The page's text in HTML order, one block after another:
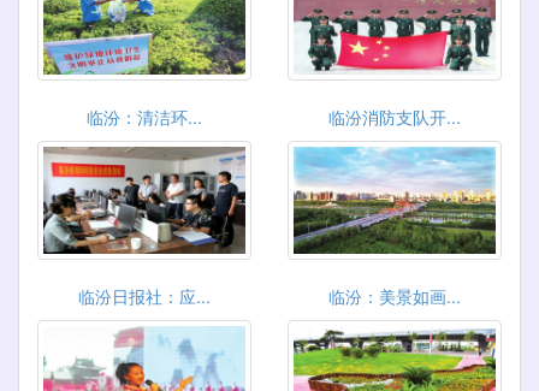
临汾：清洁环... 临汾消防支队开...
临汾日报社：应... 临汾：美景如画...